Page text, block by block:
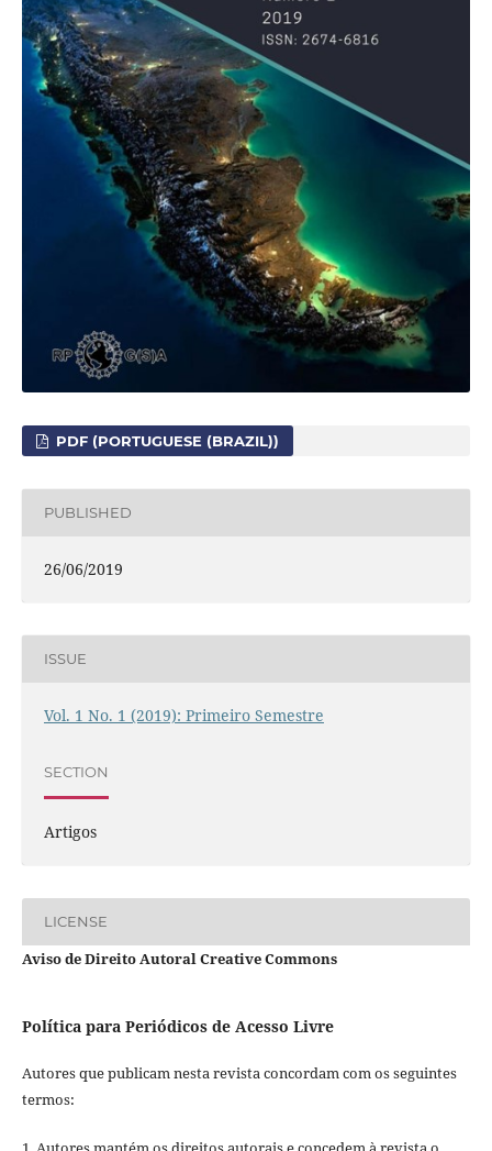
PDF (PORTUGUESE (BRAZIL))
PUBLISHED
26/06/2019
ISSUE
Vol. 1 No. 1 (2019): Primeiro Semestre
SECTION
Artigos
LICENSE
Aviso de Direito Autoral Creative Commons
Política para Periódicos de Acesso Livre
Autores que publicam nesta revista concordam com os seguintes
termos: